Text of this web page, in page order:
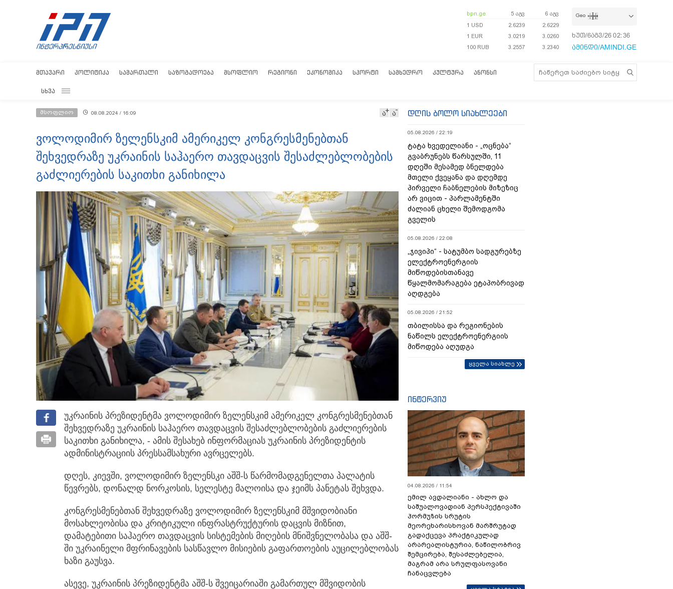
bpn.ge 5 აგვ
6 აგვ
1 USD
2.6239
2.6229
1 EUR
3.0219
3.0260
100 RUB
3.2557 3.2340
Geo
ხუთ/6აგვ/26 02:36:39
ამინდი/AMINDI.GE
ᲛᲗᲐᲕᲐᲠᲘ ᲞᲝᲚᲘᲢᲘᲙᲐ ᲡᲐᲛᲐᲠᲗᲐᲚᲘ ᲡᲐᲖᲝᲒᲐᲓᲝᲔᲑᲐ ᲛᲡᲝᲤᲚᲘᲝ ᲠᲔᲒᲘᲝᲜᲘ ᲔᲙᲝᲜᲝᲛᲘᲙᲐ ᲡᲞᲝᲠᲢᲘ ᲡᲐᲛᲮᲔᲓᲠᲝ ᲙᲣᲚᲢᲣᲠᲐ ᲐᲜᲝᲜᲡᲘ
ᲡᲮᲕᲐ
მსოფლიო 08.08.2024 / 16:09 ა ა
ვოლოდიმირ ზელენსკიმ ამერიკელ კონგრესმენებთან
შეხვედრაზე უკრაინის საჰაერო თავდაცვის შესაძლებლობების
გაძლიერების საკითხი განიხილა
უკრაინის პრეზიდენტმა ვოლოდიმირ ზელენსკიმ ამერიკელ კონგრესმენებთან
შეხვედრაზე უკრაინის საჰაერო თავდაცვის შესაძლებლობების გაძლიერების
საკითხი განიხილა, - ამის შესახებ ინფორმაციას უკრაინის პრეზიდენტის
ადმინისტრაციის პრესსამსახური ავრცელებს.
დღეს, კიევში, ვოლოდიმირ ზელენსკი აშშ-ს წარმომადგენელთა პალატის
წევრებს, დონალდ ნორკოსის, სელესტე მალოისა და ჯეიმს პანეტას შეხვდა.
კონგრესმენებთან შეხვედრაზე ვოლოდიმირ ზელენსკიმ მშვიდობიანი
მოსახლეობისა და კრიტიკული ინფრასტრუქტურის დაცვის მიზნით,
დამატებითი საჰაერო თავდაცვის სისტემების მიღების მნიშვნელობასა და აშშ-
ში უკრაინელი მფრინავების სასწავლო მისიების გაფართოების აუცილებლობას
ხაზი გაუსვა.
ასევე, უკრაინის პრეზიდენტმა აშშ-ს შვეიცარიაში გამართულ მშვიდობის
დღის ბოლო სიახლეები
05.08.2026 / 22:19
ტატა ხვედელიანი - „ოცნება“
გვაბრუნებს წარსულში, 11
დღეში მესამედ ბნელდება
მთელი ქვეყანა და დღემდე
პირველი ჩაბნელების მიზეზიც
არ ვიცით - პარლამენტში
ძალიან ცხელი შემოდგომა
გველის
05.08.2026 / 22:08
„ჯივიპი“ - სატუმბო სადგურებზე
ელექტროენერგიის
მიწოდებისთანავე
წყალმომარაგება ეტაპობრივად
აღდგება
05.08.2026 / 21:52
თბილისსა და რეგიონების
ნაწილს ელექტროენერგიის
მიწოდება აღუდგა
ყველა სიახლე
ინტერვიუ
04.08.2026 / 11:54
ემილ ავდალიანი - ახლო და
საშუალოვადიან პერსპექტივაში
ჰორმუზის სრუტის
მეორეხარისხოვან მარშრუტად
გადაქცევა პრაქტიკულად
არარეალისტურია, ნაწილობრივ
შემცირება, შესაძლებელია,
მაგრამ არა სრულფასოვანი
ჩანაცვლება